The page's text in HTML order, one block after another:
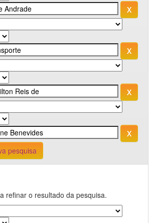
pesquisa
refinar o resultado da pesquisa.